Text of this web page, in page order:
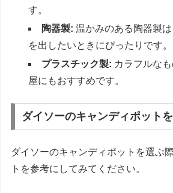
す。
陶器製: 温かみのある陶器製
を出したいときにぴったりです。
プラスチック製: カラフルな
屋にもおすすめです。
ダイソーのキャンディポット
ダイソーのキャンディポットを選ぶ
トを参考にしてみてください。